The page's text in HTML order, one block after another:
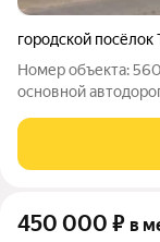
городской посёлок
Номер объекта: 560842. Предлагаем в аренду
основной
площадь по запросу арендатора ) ;
В непосредственной
450 000 ₽ в